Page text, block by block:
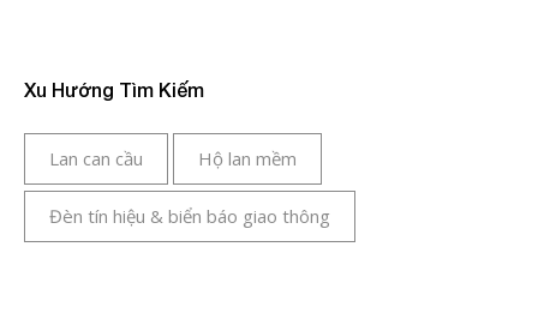
Xu Hướng Tìm Kiếm
Lan can cầu Hộ lan mềm
Đèn tín hiệu & biển báo giao thông